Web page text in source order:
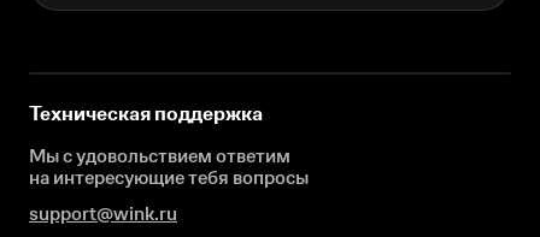
Техническая поддержка
Мы с удовольствием ответим
на интересующиетебя вопросы
support@wink.ru